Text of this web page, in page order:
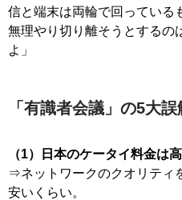
信と端末は両輪で回っている
無理やり切り離そうとするの
よ」
「有識者会議」の5大誤
（1）日本のケータイ料金は
⇒ネットワークのクオリティ
安いくらい。